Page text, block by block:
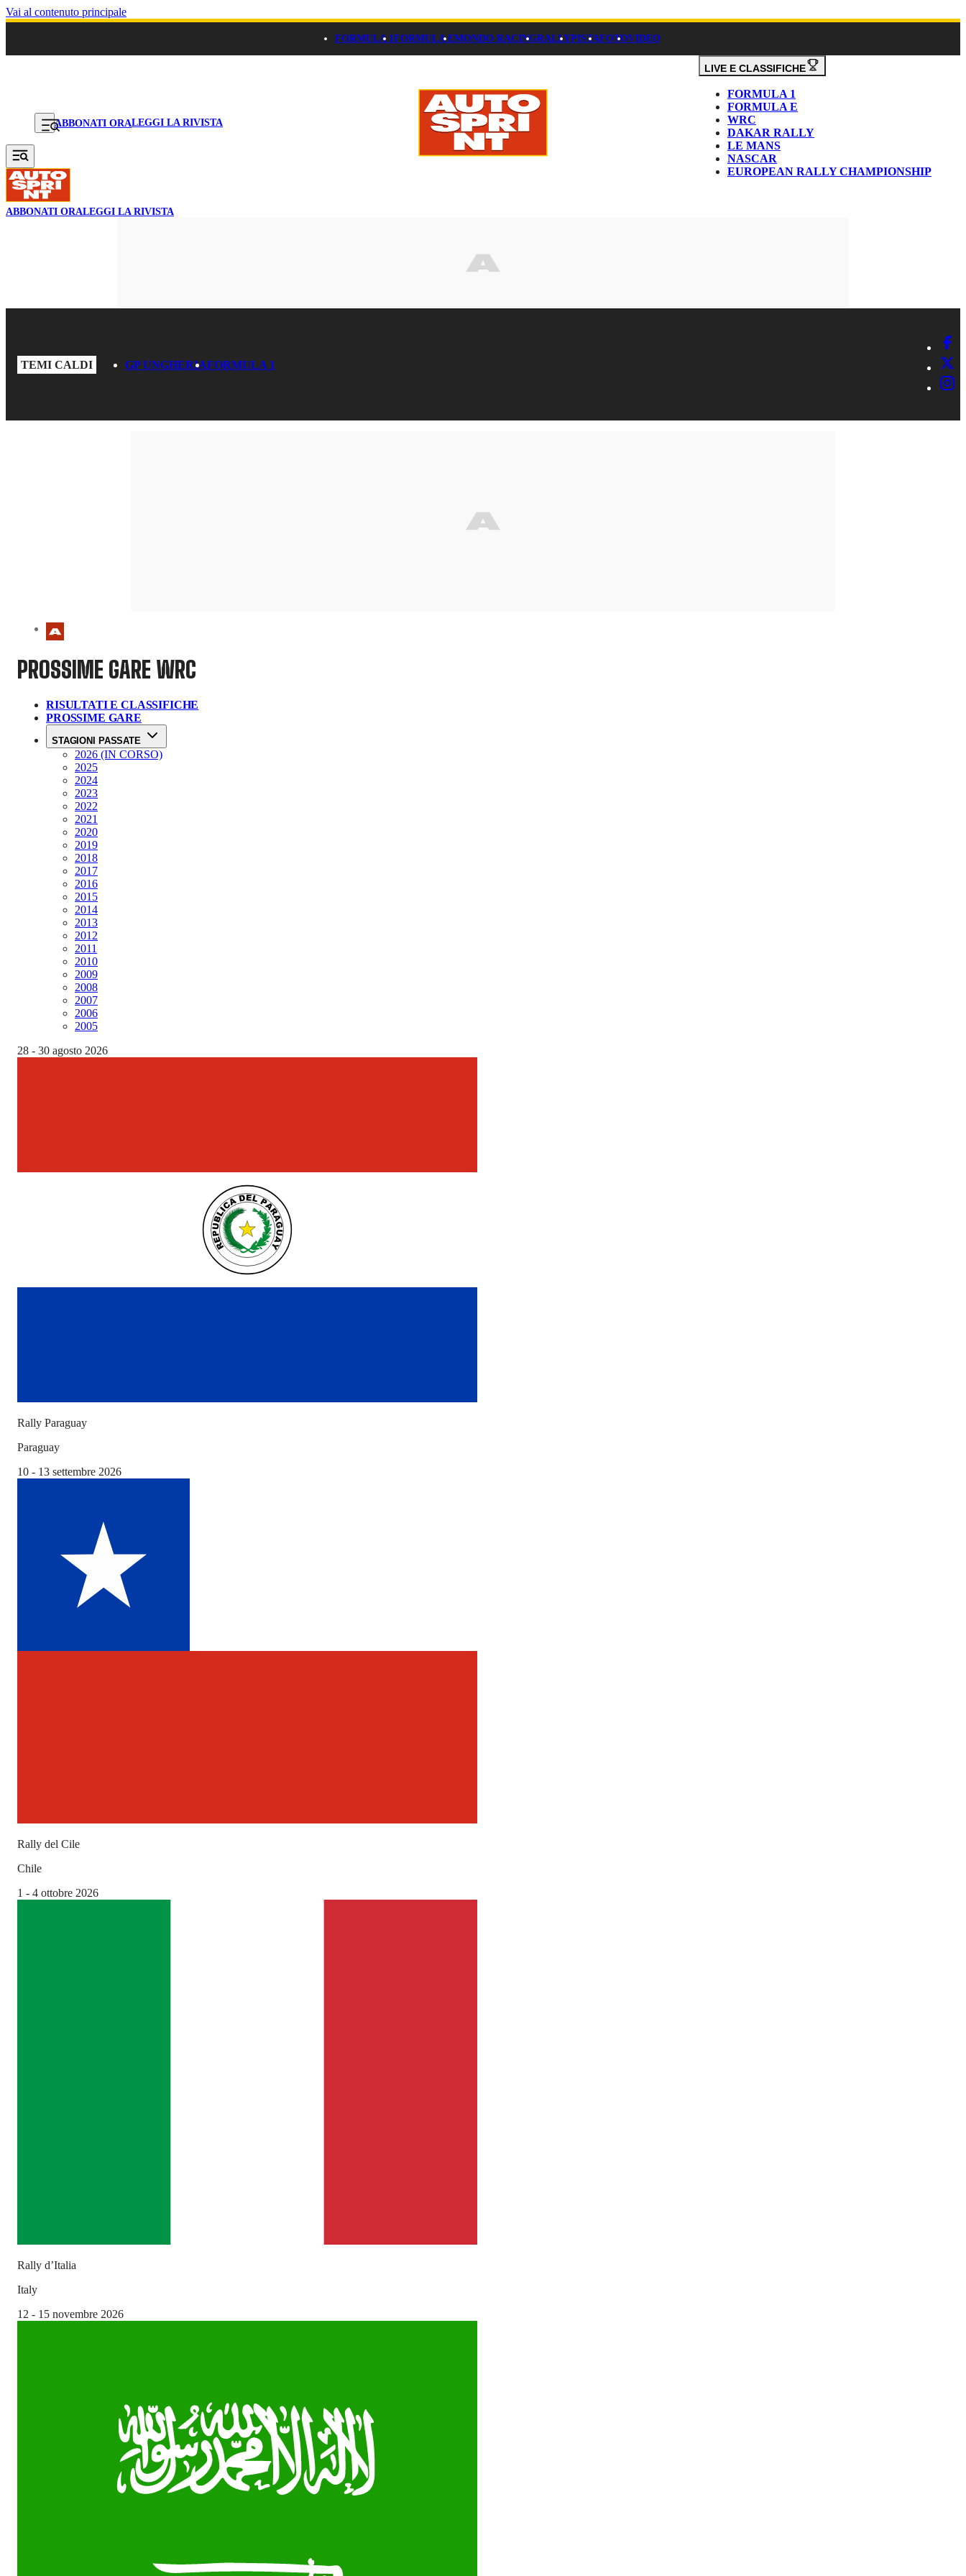
Vai al contenuto principale
FORMULA 1FORMULA EMONDO RACINGRALLYPISTAFOTOVIDEO
ABBONATI ORALEGGI LA RIVISTA
LIVE E CLASSIFICHE
FORMULA 1
FORMULA E
WRC
DAKAR RALLY
LE MANS
NASCAR
EUROPEAN RALLY CHAMPIONSHIP
ABBONATI ORALEGGI LA RIVISTA
TEMI CALDI GP UNGHERIAFORMULA 1
PROSSIME GARE WRC
RISULTATI E CLASSIFICHE
PROSSIME GARE
STAGIONI PASSATE
2026 (IN CORSO)
2025
2024
2023
2022
2021
2020
2019
2018
2017
2016
2015
2014
2013
2012
2011
2010
2009
2008
2007
2006
2005
28 - 30 agosto 2026
Rally Paraguay
Paraguay
10 - 13 settembre 2026
Rally del Cile
Chile
1 - 4 ottobre 2026
Rally d’Italia
Italy
12 - 15 novembre 2026